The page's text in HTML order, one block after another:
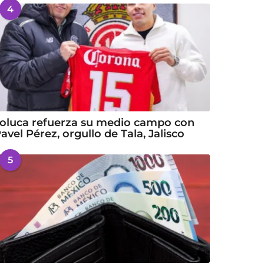
4
refuerza su medio campo con
Pérez, orgullo de Tala, Jalisco
5